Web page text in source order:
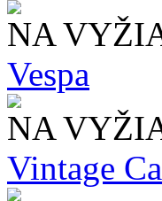
NA
Vespa
NA
Vintage